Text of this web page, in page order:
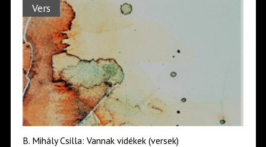
Vers
B. Mihály Csilla: Vannak vidékek (versek)